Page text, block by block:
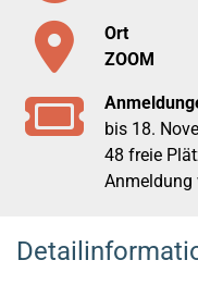
Ort
ZOOM
bis 18.
48 freie